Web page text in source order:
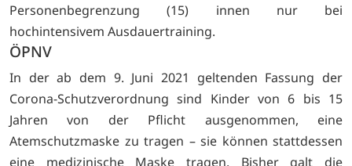
Personenbegrenzung (15) innen nur bei
hochintensivem Ausdauertraining.
ÖPNV
In der ab dem 9. Juni 2021 geltenden Fassung der
Corona-Schutzverordnung sind Kinder von 6 bis 15
Jahren von der Pflicht ausgenommen, eine
Atemschutzmaske zu tragen – sie können stattdessen
eine medizinische Maske tragen. Bisher galt die